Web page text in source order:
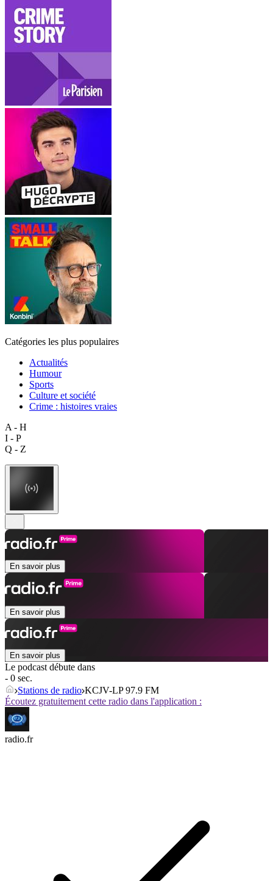
Catégories les plus populaires
Actualités
Humour
Sports
Culture et société
Crime : histoires vraies
A - H
I - P
Q - Z
En savoir plus
En savoir plus
En savoir plus
Le podcast débute dans
- 0 sec.
Stations de radio KCJV-LP 97.9 FM
Écoutez gratuitement cette radio dans l'application :
radio.fr